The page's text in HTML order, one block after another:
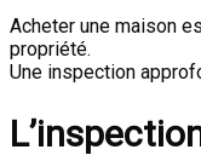
Acheter une maison
propriété.
Une inspection